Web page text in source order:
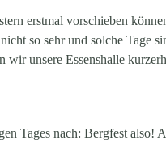
erstmal vorschieben
so sehr und solche
unsere Essenshalle
Tages nach: Bergfest